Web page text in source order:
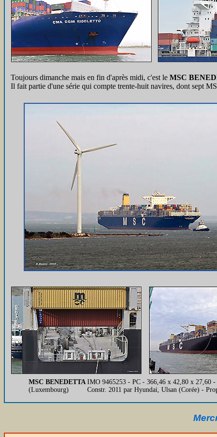
Toujours dimanche mais en fin d'après midi, c'est le MSC
Il fait partie d'une série qui compte trente-huit navires, dont sept
MSC BENEDETTA
(Luxembourg)
IMO 9465253 - PC - 366,46 x 42,80 x 27,60
Constr. 2011 par Hyundai, Ulsan (Corée) -